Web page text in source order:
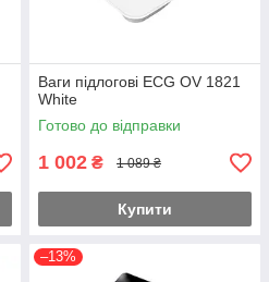
Ваги підлогові ECG OV 1821
White
Готово до відправки
1 002 ₴ 1 089 ₴
Купити
–13%